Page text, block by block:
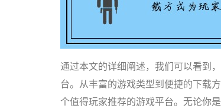
通过本文的详细阐述，我们可以看到
台。从丰富的游戏类型到便捷的下载
个值得玩家推荐的游戏平台。无论你